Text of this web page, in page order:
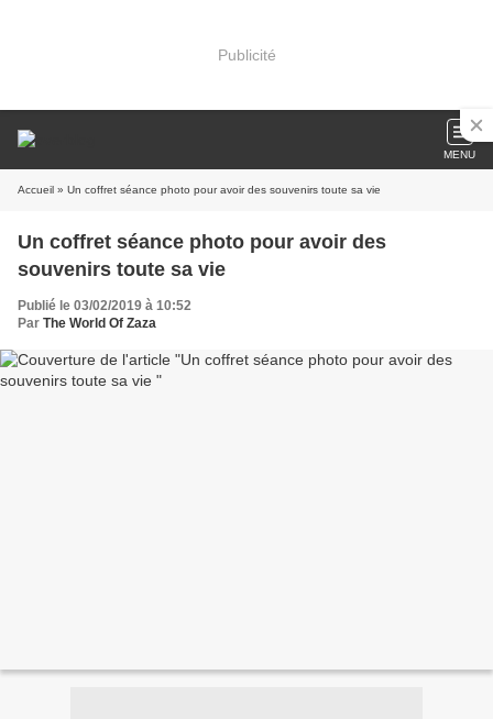
Publicité
MENU
Accueil » Un coffret séance photo pour avoir des souvenirs toute sa vie
Un coffret séance photo pour avoir des
souvenirs toute sa vie
Publié le 03/02/2019 à 10:52
Par The World Of Zaza